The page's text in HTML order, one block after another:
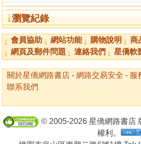
瀏覽紀錄
第三節 遊年八宅命宮論房床
第四節 陽宅床門吉凶定局
第五節 分房
第四章 陽宅造灶
第一節 陽宅造灶要論
第三節 三元年命造灶斷訣
第四節 三元年命造灶辨正疏
第七節 陽宅十書火唵說
會員協助 網站功能 購物說明 商
網頁及郵件問題
連絡我們 星僑軟
關於星僑網路書店 - 網路交易安全 - 服
聯系我們
© 2005-2026 星僑網路書店
權利。